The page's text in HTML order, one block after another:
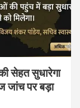
सेहत सुधारेगा
जांच पर बड़ा